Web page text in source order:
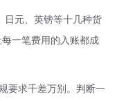
日元、英镑等十几种货
一笔费用的入账都成
要求千差万别。判断一